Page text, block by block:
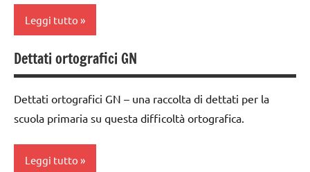
TUTTI GLI
ARGOMENTI
PER ETA'
TUTTI GLI
ARTICOLI
dettati
ortografici
dettati/difficoltà
ortografiche
LINGUAGGIO
TUTTI GLI
Leggi tutto
classe
1a
classe
2a
dettati
ortografici
Dettati ortografici GN
Dettati ortografici GN – una raccolta di dettati per la
scuola primaria su questa difficoltà ortografica.
Leggi tutto